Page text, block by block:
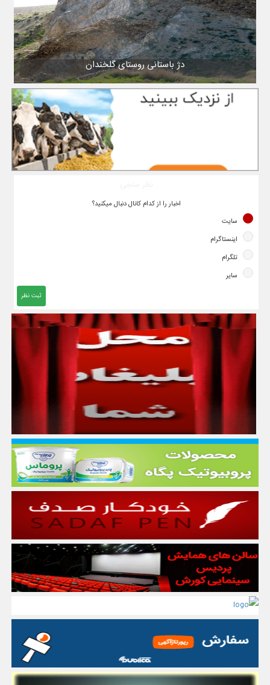
دژ باستانی روستای گلخندان
اخبار را از کدام کانال دنبال میکنید؟
سایت
اینستاگرام
تلگرام
سایر
ثبت نظر